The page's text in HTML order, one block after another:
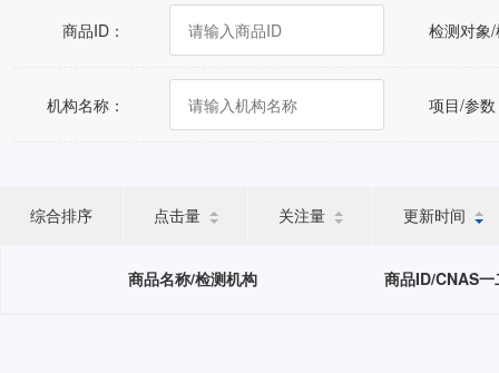
宁夏回族自治区
新疆维吾尔自治区
商品ID： 检测对象
机构名称： 项目/参
综合排序 点击量 关注量 更新时间
商品名称/检测机构 商品ID/CNAS